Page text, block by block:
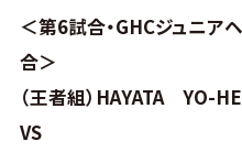
＜第6試合・GHCジュニア
合＞
（王者組）HAYATA YO-
VS